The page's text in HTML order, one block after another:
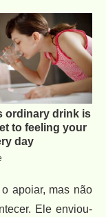
apoiar, mas não
Ele enviou-